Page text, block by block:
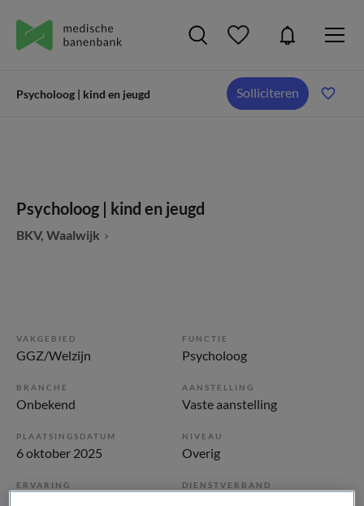
Psycholoog | kind en jeugd Solliciteren
Psycholoog | kind en jeugd
BKV, Waalwijk
VAKGEBIED
GGZ/Welzijn
FUNCTIE
Psycholoog
BRANCHE
Onbekend
AANSTELLING
Vaste aanstelling
PLAATSINGSDATUM
6 oktober 2025
NIVEAU
Overig
ERVARING DIENSTVERBAND